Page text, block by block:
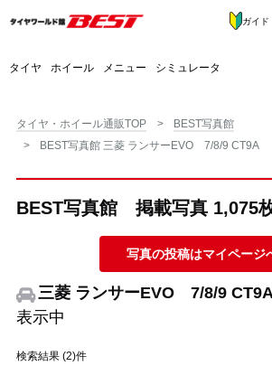
タイヤ ホイール メニュー シミュレータ
ガイド
タイヤ・ホイール通販TOP
BEST写真館
BEST写真館 三菱 ランサーEVO 7/8/9 CT9A
BEST写真館 掲載写真 1,075
写真の投稿はマイページ
三菱 ランサーEVO 7/8/9
表示中
検索結果 (2)件